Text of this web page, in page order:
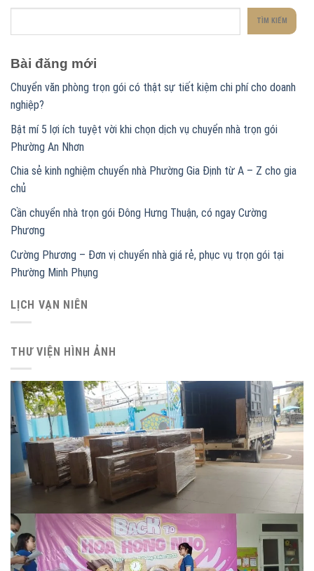
TÌM KIẾM
Bài đăng mới
Chuyển văn phòng trọn gói có thật sự tiết kiệm chi phí cho doanh
nghiệp?
Bật mí 5 lợi ích tuyệt vời khi chọn dịch vụ chuyển nhà trọn gói
Phường An Nhơn
Chia sẻ kinh nghiệm chuyển nhà Phường Gia Định từ A – Z cho gia
chủ
Cần chuyển nhà trọn gói Đông Hưng Thuận, có ngay Cường
Phương
Cường Phương – Đơn vị chuyển nhà giá rẻ, phục vụ trọn gói tại
Phường Minh Phụng
LỊCH VẠN NIÊN
THƯ VIỆN HÌNH ẢNH